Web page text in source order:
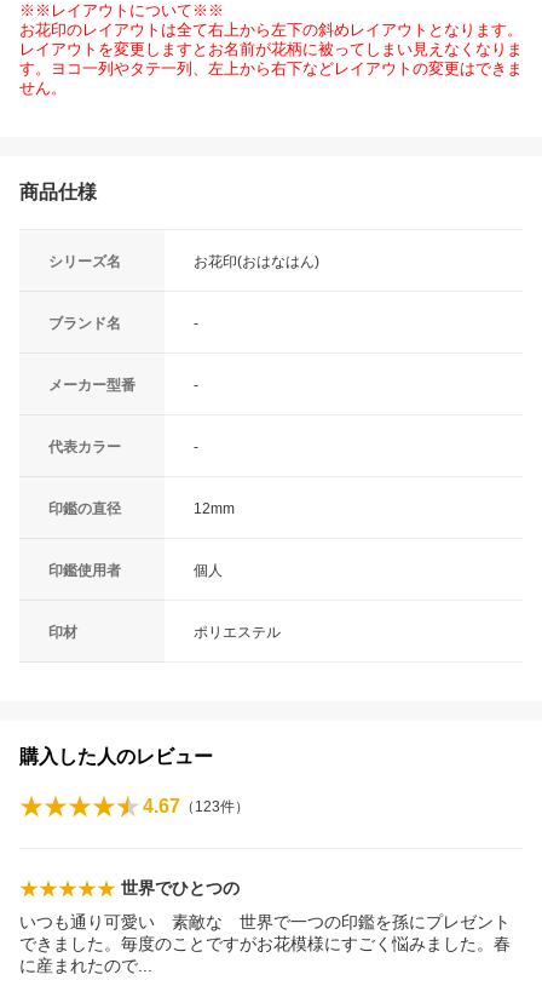
※※レイアウトについて※※
お花印のレイアウトは全て右上から左下の斜めレイアウトとなります。
レイアウトを変更しますとお名前が花柄に被ってしまい見えなくなりま
す。ヨコ一列やタテ一列、左上から右下などレイアウトの変更はできま
せん。
商品仕様
シリーズ名 お花印(おはなはん)
ブランド名 -
メーカー型番 -
代表カラー -
印鑑の直径 12mm
印鑑使用者 個人
印材 ポリエステル
購入した人のレビュー
4.67 （ 123件）
世界でひとつの
いつも通り可愛い 素敵な 世界で一つの印鑑を孫にプレゼント
できました。毎度のことですがお花模様にすごく悩みました。春
に産まれたので